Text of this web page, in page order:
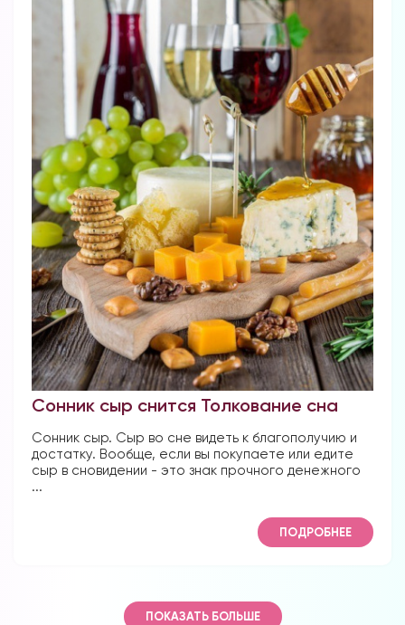
Сонник сыр снится Толкование сна
Сонник сыр. Сыр во сне видеть к благополучию и
достатку. Вообще, если вы покупаете или едите
сыр в сновидении - это знак прочного денежного
...
ПОДРОБНЕЕ
ПОКАЗАТЬ БОЛЬШЕ